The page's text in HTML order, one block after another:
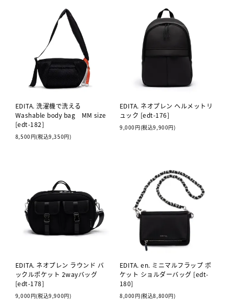
EDITA. 洗濯機で洗える
Washable body bag MM size
[edt-182]
8,500円(税込9,350円)
EDITA. ネオプレン ヘルメットリ
ュック [edt-176]
9,000円(税込9,900円)
EDITA. ネオプレン ラウンド バ
ックルポケット 2wayバッグ
[edt-178]
9,000円(税込9,900円)
EDITA. en. ミニマルフラップ ポ
ケット ショルダーバッグ [edt-
180]
8,000円(税込8,800円)